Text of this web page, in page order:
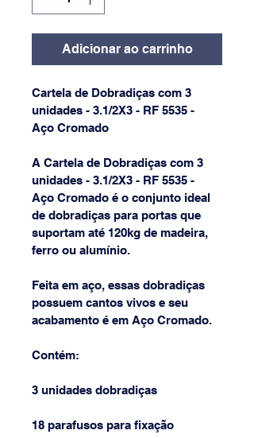
Adicionar ao carrinho
Cartela de Dobradiças com 3
unidades - 3.1/2X3 - RF 5535 -
Aço Cromado
A Cartela de Dobradiças com 3
unidades - 3.1/2X3 - RF 5535 -
Aço Cromado é o conjunto ideal
de dobradiças para portas que
suportam até 120kg de madeira,
ferro ou alumínio.
Feita em aço, essas dobradiças
possuem cantos vivos e seu
acabamento é em Aço Cromado.
Contém:
3 unidades dobradiças
18 parafusos para fixação